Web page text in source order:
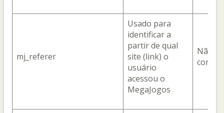
mj_referer
Usado para
identificar a
partir de qual
site (link) o
usuário
acessou o
MegaJogos
Não